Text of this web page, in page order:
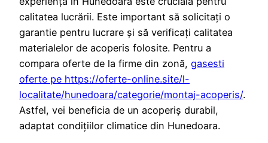
calitatea lucrării. Este important să solicitați o
garantie pentru lucrare și să verificați calitatea
materialelor de acoperis folosite. Pentru a
compara oferte de la firme din zonă, gasesti
oferte pe https://oferte-online.site/l-
localitate/hunedoara/categorie/montaj-acoperis/.
Astfel, vei beneficia de un acoperiș durabil,
adaptat condițiilor climatice din Hunedoara.